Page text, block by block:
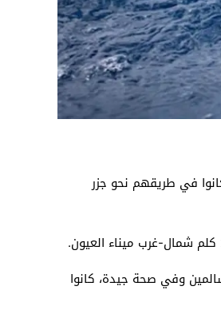
غير الشرعية كانوا في طريقهم نحو جزر
وفي صحة جيدة، كانوا